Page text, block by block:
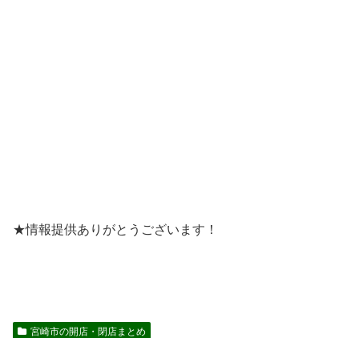
★情報提供ありがとうございます！
宮崎市の開店・閉店まとめ